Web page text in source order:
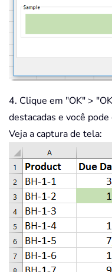
4. Clique em "OK" >
destacadas e você
Veja a captura de tela: